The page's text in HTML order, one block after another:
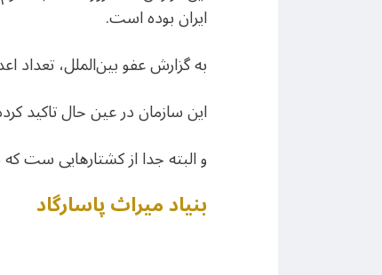
ایران بوده است.
به گزارش عفو بین‌الملل، تعداد اعدام‌ها در ایران
این سازمان در عین حال تاکید
و البته جدا از کشتارهایی ست
بنیاد میراث پاسارگاد